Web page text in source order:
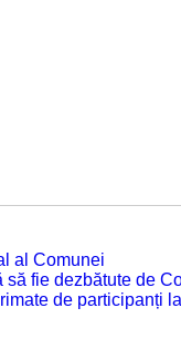
al Comunei
fie dezbătute de
de participanți